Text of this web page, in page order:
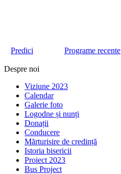
Predici Programe recente
Despre noi
Viziune 2023
Calendar
Galerie foto
Logodne și nunți
Donații
Conducere
Mărturisire de credință
Istoria bisericii
Proiect 2023
Bus Project